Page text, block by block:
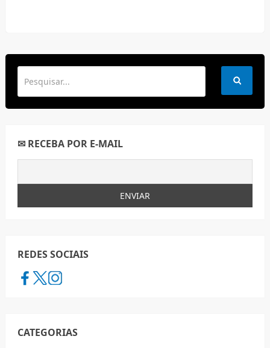
✉ RECEBA POR E-MAIL
REDES SOCIAIS
CATEGORIAS